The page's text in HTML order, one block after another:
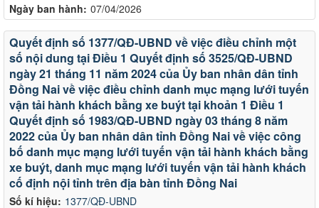
Ngày ban hành: 07/04/2026
Số kí hiệu: 1377/QĐ-UBND
Quyết định số 1377/QĐ-UBND về việc điều chỉnh một
số nội dung tại Điều 1 Quyết định số 3525/QĐ-UBND
ngày 21 tháng 11 năm 2024 của Ủy ban nhân dân tỉnh
Đồng Nai về việc điều chỉnh danh mục mạng lưới tuyến
vận tải hành khách bằng xe buýt tại khoản 1 Điều 1
Quyết định số 1983/QĐ-UBND ngày 03 tháng 8 năm
2022 của Ủy ban nhân dân tỉnh Đồng Nai về việc công
bố danh mục mạng lưới tuyến vận tải hành khách bằng
xe buýt, danh mục mạng lưới tuyến vận tải hành khách
cố định nội tỉnh trên địa bàn tỉnh Đồng Nai